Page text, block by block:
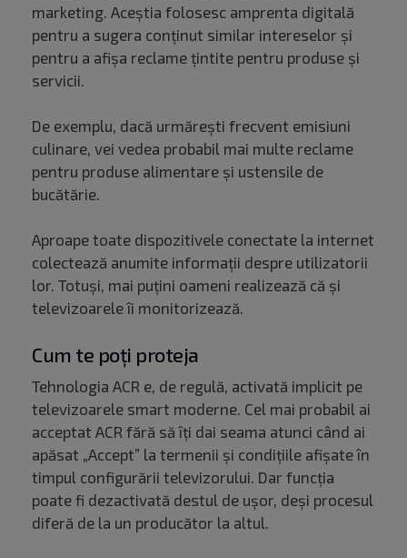
marketing. Aceștia folosesc amprenta digitală
pentru a sugera conținut similar intereselor și
pentru a afișa reclame țintite pentru produse și
servicii.
De exemplu, dacă urmărești frecvent emisiuni
culinare, vei vedea probabil mai multe reclame
pentru produse alimentare și ustensile de
bucătărie.
Aproape toate dispozitivele conectate la internet
colectează anumite informații despre utilizatorii
lor. Totuși, mai puțini oameni realizează că și
televizoarele îi monitorizează.
Cum te poți proteja
Tehnologia ACR e, de regulă, activată implicit pe
televizoarele smart moderne. Cel mai probabil ai
acceptat ACR fără să îți dai seama atunci când ai
apăsat „Accept” la termenii și condițiile afișate în
timpul configurării televizorului. Dar funcția
poate fi dezactivată destul de ușor, deși procesul
diferă de la un producător la altul.